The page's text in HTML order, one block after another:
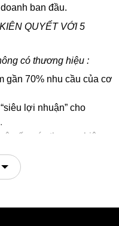
ban đầu.
QUYẾT VỚI 5
có thương hiệu :
gần 70% nhu cầu của cơ
lợi nhuận” cho
ấy, các thương hiệu
hàng.
khách hàng tin cậy